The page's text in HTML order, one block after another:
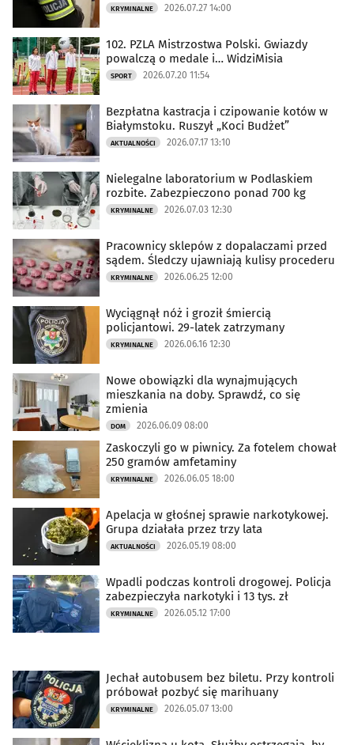
KRYMINALNE 2026.07.27 14:00
102. PZLA Mistrzostwa Polski. Gwiazdy
powalczą o medale i… WidziMisia
SPORT 2026.07.20 11:54
Bezpłatna kastracja i czipowanie kotów w
Białymstoku. Ruszył „Koci Budżet”
AKTUALNOŚCI 2026.07.17 13:10
Nielegalne laboratorium w Podlaskiem
rozbite. Zabezpieczono ponad 700 kg
KRYMINALNE 2026.07.03 12:30
Pracownicy sklepów z dopalaczami przed
sądem. Śledczy ujawniają kulisy procederu
KRYMINALNE 2026.06.25 12:00
Wyciągnął nóż i groził śmiercią
policjantowi. 29-latek zatrzymany
KRYMINALNE 2026.06.16 12:30
Nowe obowiązki dla wynajmujących
mieszkania na doby. Sprawdź, co się
zmienia
DOM 2026.06.09 08:00
Zaskoczyli go w piwnicy. Za fotelem chował
250 gramów amfetaminy
KRYMINALNE 2026.06.05 18:00
Apelacja w głośnej sprawie narkotykowej.
Grupa działała przez trzy lata
AKTUALNOŚCI 2026.05.19 08:00
Wpadli podczas kontroli drogowej. Policja
zabezpieczyła narkotyki i 13 tys. zł
KRYMINALNE 2026.05.12 17:00
Jechał autobusem bez biletu. Przy kontroli
próbował pozbyć się marihuany
KRYMINALNE 2026.05.07 13:00